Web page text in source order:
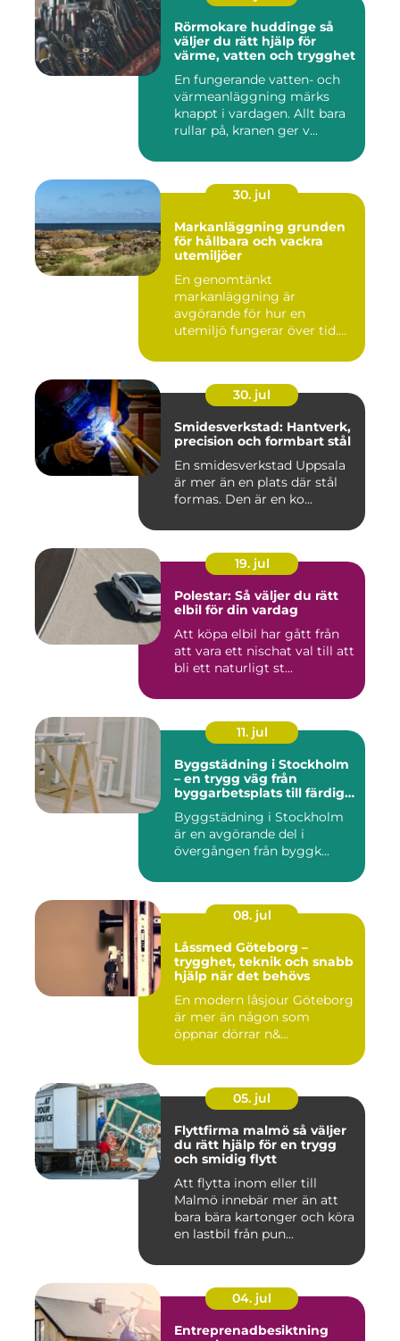
Rörmokare huddinge så
väljer du rätt hjälp för
värme, vatten och trygghet
En fungerande vatten- och
värmeanläggning märks
knappt i vardagen. Allt bara
rullar på, kranen ger v...
30. jul
Markanläggning grunden
för hållbara och vackra
utemiljöer
En genomtänkt
markanläggning är
avgörande för hur en
utemiljö fungerar över tid.
30. jul
Smidesverkstad: Hantverk,
precision och formbart stål
En smidesverkstad Uppsala
är mer än en plats där stål
formas. Den är en ko...
19. jul
Polestar: Så väljer du rätt
elbil för din vardag
Att köpa elbil har gått från
att vara ett nischat val till att
bli ett naturligt st...
11. jul
Byggstädning i Stockholm
– en trygg väg från
byggarbetsplats till färdig
Byggstädning i Stockholm
är en avgörande del i
övergången från byggk...
08. jul
Låssmed Göteborg –
trygghet, teknik och snabb
hjälp när det behövs
En modern låsjour Göteborg
är mer än någon som
öppnar dörrar n&...
05. jul
Flyttfirma malmö så väljer
du rätt hjälp för en trygg
och smidig flytt
Att flytta inom eller till
Malmö innebär mer än att
bara bära kartonger och köra
en lastbil från pun...
04. jul
Entreprenadbesiktning